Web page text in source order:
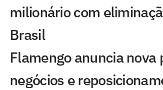
milionário com
Brasil
Flamengo anuncia
negócios e